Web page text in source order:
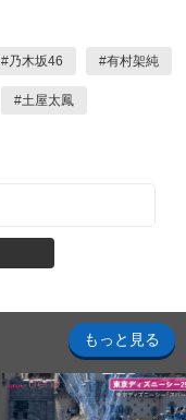
#乃木坂46 #有村架純
#土屋太鳳
もっと見る